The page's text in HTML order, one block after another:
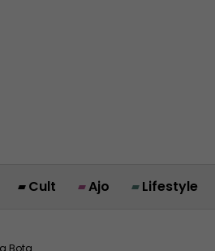
Cult Ajo Lifestyle
Bota